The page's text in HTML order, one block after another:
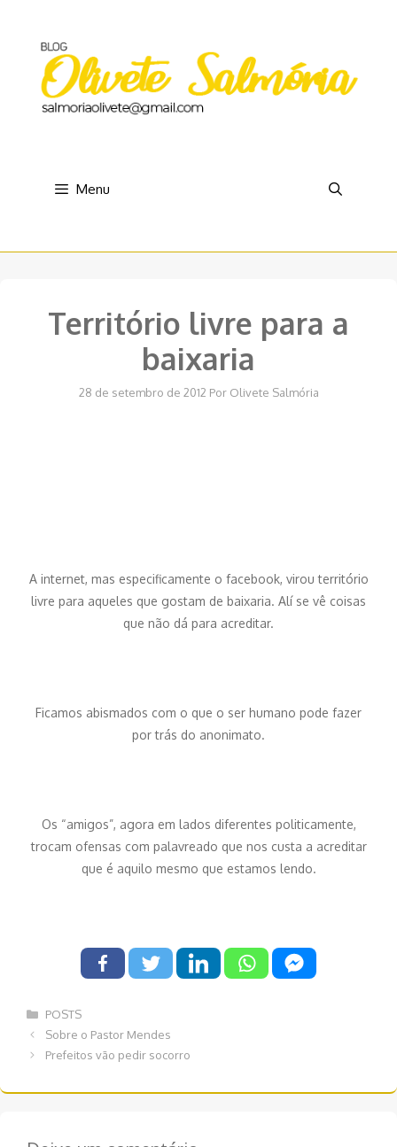
conteúdo
Menu
Território livre para a
baixaria
28 de setembro de 2012 Por Olivete Salmória
A internet, mas especificamente o facebook, virou território
livre para aqueles que gostam de baixaria. Alí se vê coisas
que não dá para acreditar.
Ficamos abismados com o que o ser humano pode fazer
por trás do anonimato.
Os “amigos”, agora em lados diferentes politicamente,
trocam ofensas com palavreado que nos custa a acreditar
que é aquilo mesmo que estamos lendo.
Categorias
POSTS
Navegação
de
Sobre o Pastor Mendes
Prefeitos vão pedir socorro